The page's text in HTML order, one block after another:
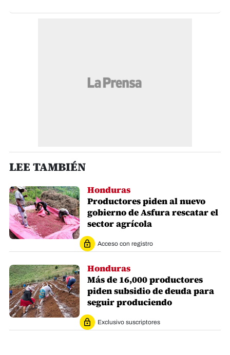
LEE TAMBIÉN
Honduras
Productores piden al nuevo
gobierno de Asfura rescatar el
sector agrícola
Acceso con registro
Honduras
Más de 16,000 productores
piden subsidio de deuda para
seguir produciendo
Exclusivo suscriptores